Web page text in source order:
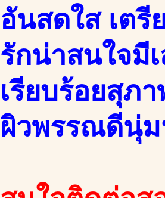
อันสดใส เตรี
รักน่าสนใจมี
เรียบร้อยสุภ
ผิวพรรณดีนุ่